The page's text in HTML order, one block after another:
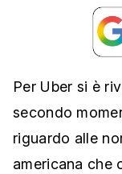
Per Uber si è
secondo
riguardo alle
americana che